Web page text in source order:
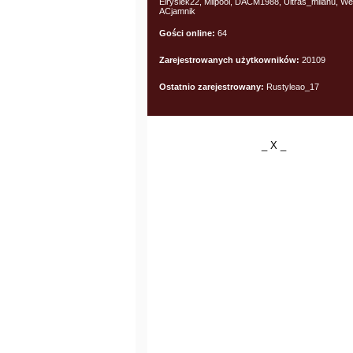
ACjamnik
Gości online: 64
Zarejestrowanych użytkowników: 20109
Ostatnio zarejestrowany: Rustyleao_17
_ X _